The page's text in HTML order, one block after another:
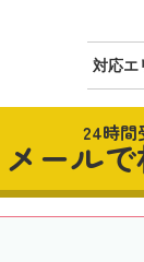
対応エ
24時間
メール